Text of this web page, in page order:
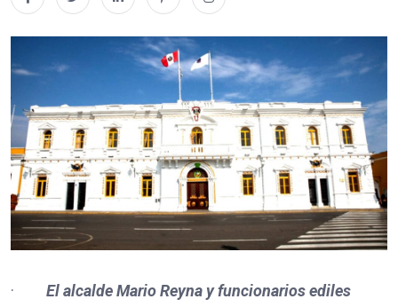
· El alcalde Mario Reyna y funcionarios ediles